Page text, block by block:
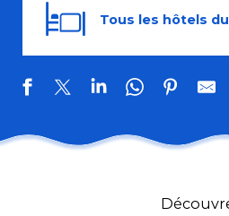
Tous les hôtels